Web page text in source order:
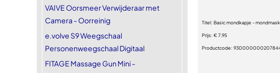
VAIVE Oorsmeer Verwijderaar met
Camera - Oorreinig
e.volve S9 Weegschaal
Personenweegschaal Digitaal
FITAGE Massage Gun Mini -
Titel: Basic mondkapje -
Prijs: € 7,95
Productcode: